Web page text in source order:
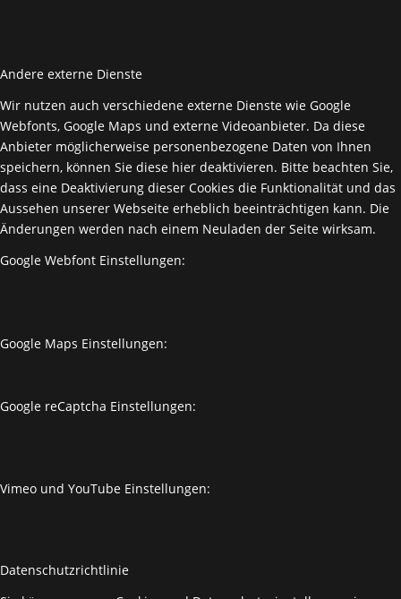
Andere externe Dienste
Wir nutzen auch verschiedene externe Dienste wie Google
Webfonts, Google Maps und externe Videoanbieter. Da diese
Anbieter möglicherweise personenbezogene Daten von Ihnen
speichern, können Sie diese hier deaktivieren. Bitte beachten Sie,
dass eine Deaktivierung dieser Cookies die Funktionalität und das
Aussehen unserer Webseite erheblich beeinträchtigen kann. Die
Änderungen werden nach einem Neuladen der Seite wirksam.
Google Webfont Einstellungen:
Google Maps Einstellungen:
Google reCaptcha Einstellungen:
Vimeo und YouTube Einstellungen:
Datenschutzrichtlinie